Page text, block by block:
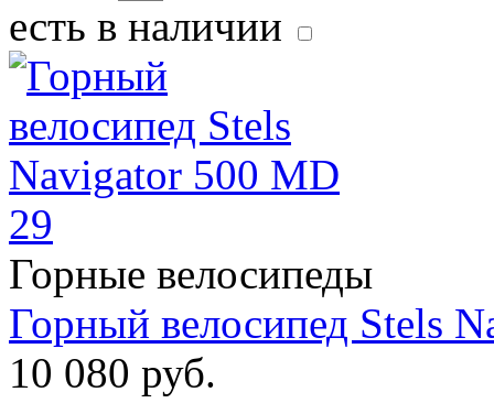
есть в наличии
Горные велосипеды
Горный велосипед Stels
10 080 руб.